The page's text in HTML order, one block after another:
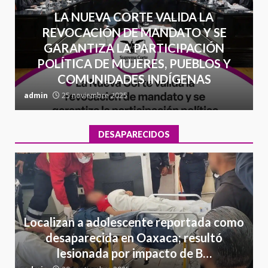
LA NUEVA CORTE VALIDA LA
REVOCACIÓN DE MANDATO Y SE
GARANTIZA LA PARTICIPACIÓN
POLÍTICA DE MUJERES, PUEBLOS Y
COMUNIDADES INDÍGENAS
admin 25 noviembre 2025
DESAPARECIDOS
Localizan a adolescente reportada como
desaparecida en Oaxaca; resultó
lesionada por impacto de B…